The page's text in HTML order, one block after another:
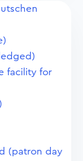
facility for
(patron day